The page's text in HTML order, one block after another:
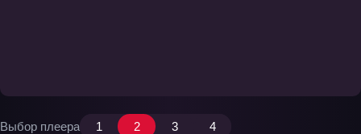
Выбор плеера 1 2 3 4